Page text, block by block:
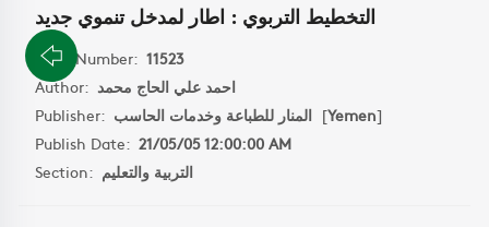
التخطيط التربوي : اطار لمدخل تنموي جديد
Book Number: 11523
Author: احمد علي الحاج محمد
Publisher: المنار للطباعة وخدمات الحاسب [Yemen]
Publish Date: 21/05/05 12:00:00 AM
Section: التربية والتعليم